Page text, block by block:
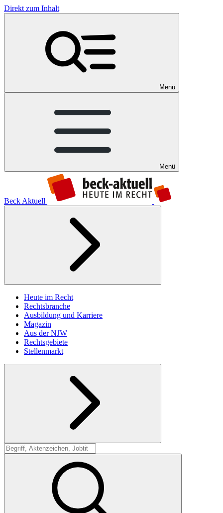
Direkt zum Inhalt
Menü
Menü
Beck Aktuell
Heute im Recht
Rechtsbranche
Ausbildung und Karriere
Magazin
Aus der NJW
Rechtsgebiete
Stellenmarkt
Suche